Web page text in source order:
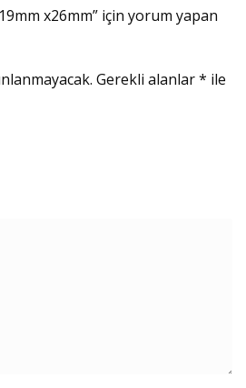
x26mm” için yorum yapan
Gerekli alanlar* ile